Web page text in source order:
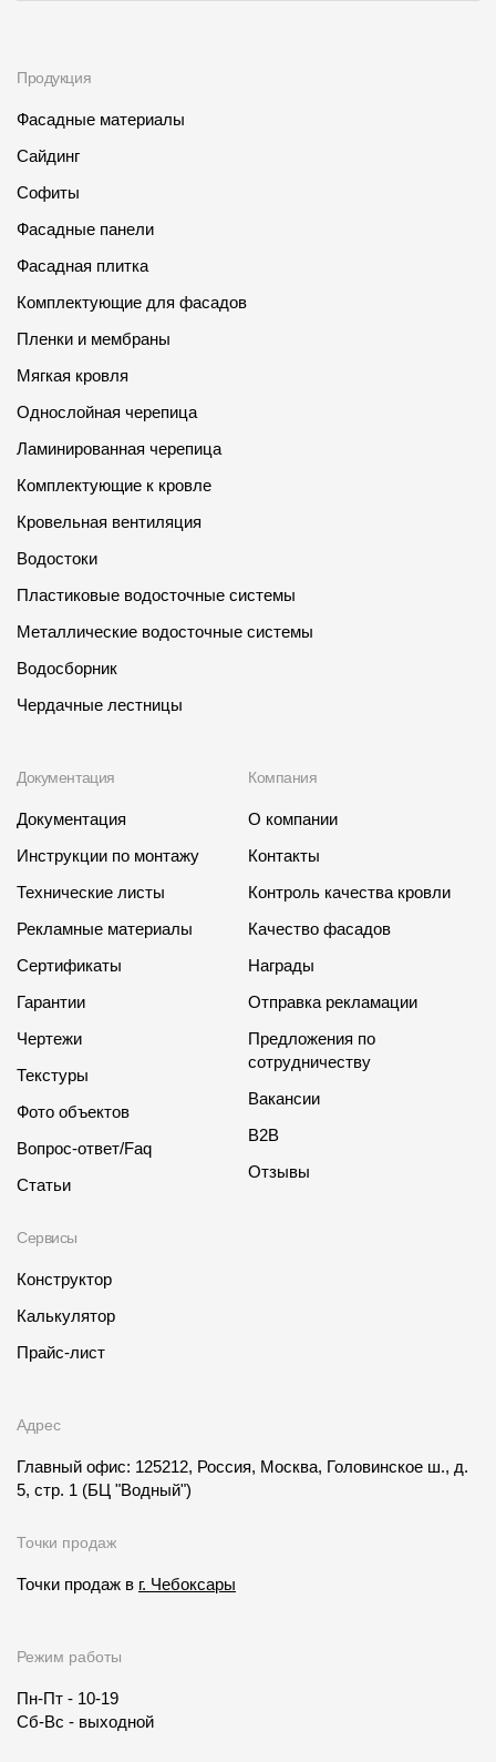
Продукция
Фасадные материалы
Сайдинг
Софиты
Фасадные панели
Фасадная плитка
Комплектующие для фасадов
Пленки и мембраны
Мягкая кровля
Однослойная черепица
Ламинированная черепица
Комплектующие к кровле
Кровельная вентиляция
Водостоки
Пластиковые водосточные системы
Металлические водосточные системы
Водосборник
Чердачные лестницы
Документация
Документация
Инструкции по монтажу
Технические листы
Рекламные материалы
Сертификаты
Гарантии
Чертежи
Текстуры
Фото объектов
Вопрос-ответ/Faq
Статьи
Сервисы
Конструктор
Калькулятор
Прайс-лист
Компания
О компании
Контакты
Контроль качества кровли
Качество фасадов
Награды
Отправка рекламации
Предложения по
сотрудничеству
Вакансии
B2B
Отзывы
Адрес
Главный офис: 125212, Россия, Москва, Головинское ш., д.
5, стр. 1 (БЦ "Водный")
Точки продаж
Точки продаж в г. Чебоксары
Режим работы
Пн-Пт - 10-19
Сб-Вс - выходной